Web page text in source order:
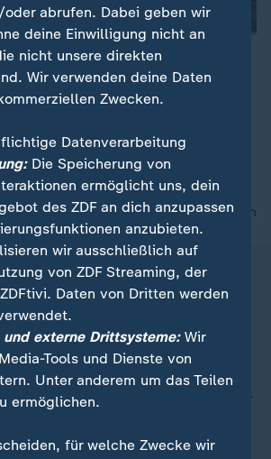
sich seit Jahren in die falsche
der Chef der
Jochen Kopelke. Doch die Politik
"auf regionaler Ebene".
nach oben
abrufen. Dabei geben wir
deine Einwilligung nicht an
nicht unsere direkten
Wir verwenden deine Daten
Zwecken.
Datenverarbeitung
Die Speicherung von
ermöglicht uns, dein
des ZDF an dich anzupassen
anzubieten.
wir ausschließlich auf
von ZDF Streaming, der
Daten von Dritten werden
und externe Drittsysteme:Wir
Tools und Dienste von
Unter anderem um das Teilen
ermöglichen.
für welche Zwecke wir